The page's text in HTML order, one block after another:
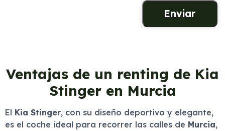
Ventajas de un renting de Kia
Stinger en Murcia
El Kia Stinger, con su diseño deportivo y elegante,
es el coche ideal para recorrer las calles de Murcia,